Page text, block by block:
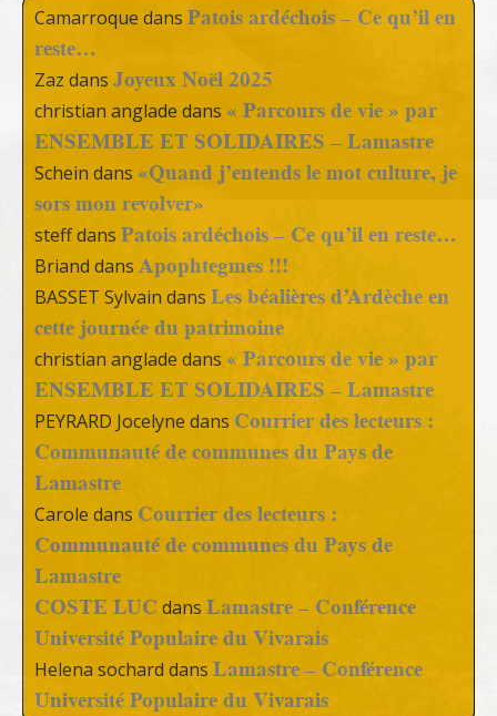
Camarroque dans Patois ardéchois – Ce qu’il en
reste…
Zaz dans Joyeux Noël 2025
christian anglade dans « Parcours de vie » par
ENSEMBLE ET SOLIDAIRES – Lamastre
Schein dans «Quand j’entends le mot culture, je
sors mon revolver»
steffdans Patois ardéchois – Ce qu’il en reste…
Briand dans Apophtegmes !!!
BASSET Sylvain dans Les béalières d’Ardèche en
cette journée du patrimoine
christian anglade dans « Parcours de vie » par
ENSEMBLE ET SOLIDAIRES – Lamastre
PEYRARD Jocelyne dans Courrier des lecteurs :
Communauté de communes du Pays de
Lamastre
Carole dans Courrier des lecteurs :
Communauté de communes du Pays de
Lamastre
COSTE LUC dans Lamastre – Conférence
Université Populaire du Vivarais
Helena sochard dans Lamastre – Conférence
Université Populaire du Vivarais